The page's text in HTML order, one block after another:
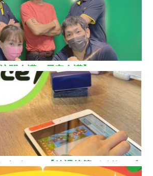
問介護・居宅介護】
ナイス）!【放課後等デイサービ